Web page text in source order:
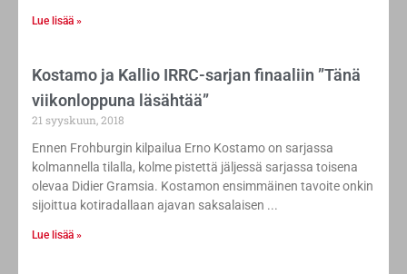
Lue lisää »
Kostamo ja Kallio IRRC-sarjan finaaliin ”Tänä
viikonloppuna läsähtää”
21 syyskuun, 2018
Ennen Frohburgin kilpailua Erno Kostamo on sarjassa
kolmannella tilalla, kolme pistettä jäljessä sarjassa toisena
olevaa Didier Gramsia. Kostamon ensimmäinen tavoite onkin
sijoittua kotiradallaan ajavan saksalaisen
Lue lisää »